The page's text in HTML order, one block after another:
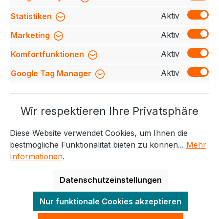
Bündchen mit LYCRA®-Anteil, nicht angerauter…
Mehr
Bewertungen
Service-Hotline
Weitere Themen
Informationen Kontakt
Alle Preise exkl. gesetzl. Mehrwertsteuer zzgl.
Versandkostenund ggf. Nachnahmegebühren, wenn
nicht anders angegeben.
Statistiken
Aktiv
Marketing
Aktiv
Komfortfunktionen
Aktiv
Google Tag Manager
Aktiv
Wir respektieren Ihre Privatsphäre
Diese Website verwendet Cookies, um Ihnen die
bestmögliche Funktionalität bieten zu können... Mehr
Informationen.
Datenschutzeinstellungen
Nur funktionale Cookies akzeptieren